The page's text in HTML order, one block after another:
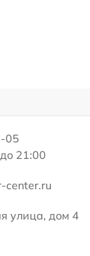
05
21:00
center.ru
улица, дом 4